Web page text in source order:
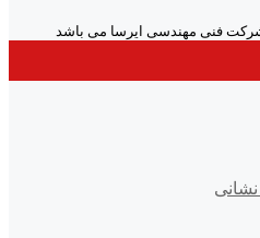
فنی مهندسی ایرسا می باشد